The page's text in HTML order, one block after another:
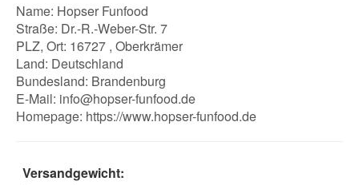
Name: Hopser Funfood
Straße: Dr.-R.-Weber-Str. 7
PLZ, Ort: 16727 , Oberkrämer
Land: Deutschland
Bundesland: Brandenburg
E-Mail: info@hopser-funfood.de
Homepage: https://www.hopser-funfood.de
Versandgewicht: